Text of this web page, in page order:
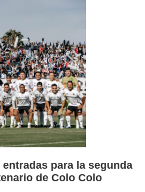
para la segunda
de Colo Colo